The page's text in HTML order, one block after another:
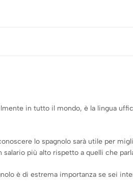
in tutto il mondo, è la lingua
lo spagnolo sarà utile per
più alto rispetto a quelli che
è di estrema importanza se sei